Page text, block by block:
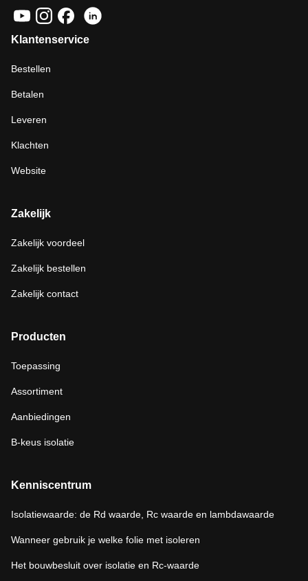
Klantenservice
Bestellen
Betalen
Leveren
Klachten
Website
Zakelijk
Zakelijk voordeel
Zakelijk bestellen
Zakelijk contact
Producten
Toepassing
Assortiment
Aanbiedingen
B-keus isolatie
Kenniscentrum
Isolatiewaarde: de Rd waarde, Rc waarde en lambdawaarde
Wanneer gebruik je welke folie met isoleren
Het bouwbesluit over isolatie en Rc-waarde